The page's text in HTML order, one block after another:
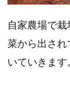
自家農場で
菜から出さ
いていきます